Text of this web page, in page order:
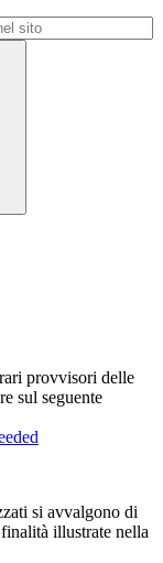
provvisori delle
sul seguente
si avvalgono di
illustrate nella